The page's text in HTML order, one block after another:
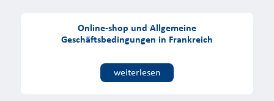
Online-shop und Allgemeine
Geschäftsbedingungen in Frankreich
weiterlesen